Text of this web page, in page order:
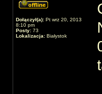
Dołączył(a): Pt wrz 20, 2013
8:10 pm
Posty: 73
Lokalizacja: Białystok